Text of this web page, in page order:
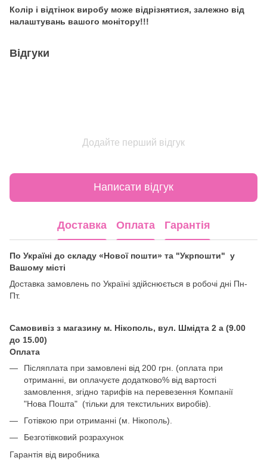
Колір і відтінок виробу може відрізнятися, залежно від
налаштувань вашого монітору!!!
Відгуки
Додайте перший відгук
Написати відгук
Доставка Оплата Гарантія
По Україні до складу «Нової пошти» та "Укрпошти" у
Вашому місті
Доставка замовлень по Україні здійснюється в робочі дні Пн-
Пт.
Самовивіз з магазину м. Нікополь, вул. Шмідта 2 а (9.00
до 15.00)
Оплата
Післяплата при замовлені від 200 грн. (оплата при
отриманні, ви оплачуєте додатково% від вартості
замовлення, згідно тарифів на перевезення Компанії
"Нова Пошта" (тільки для текстильних виробів).
Готівкою при отриманні (м. Нікополь).
Безготівковий розрахунок
Гарантія від виробника